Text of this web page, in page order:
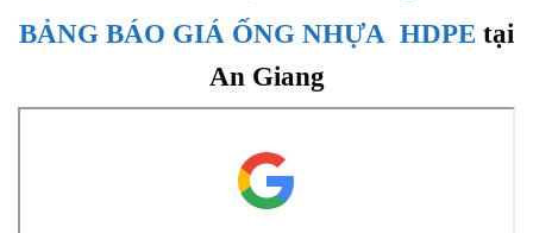
BẢNG BÁO GIÁ ỐNG NHỰA HDPE tại
An Giang